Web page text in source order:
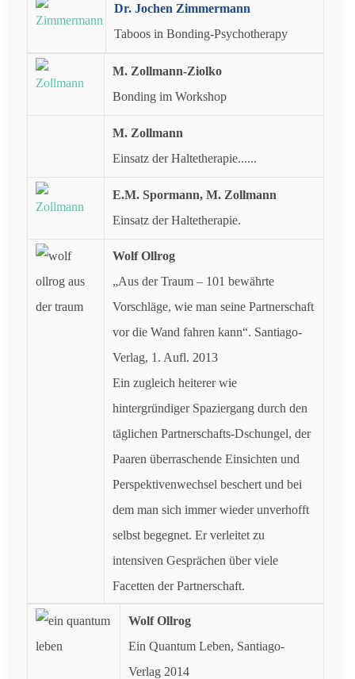
Dr. Jochen Zimmermann
Taboos in Bonding-Psychotherapy
M. Zollmann-Ziolko
Bonding im Workshop
M. Zollmann
Einsatz der Haltetherapie......
E.M. Spormann,M. Zollmann
Einsatz der Haltetherapie.
Wolf Ollrog
„Aus der Traum – 101 bewährte
Vorschläge, wie man seine Partnerschaft
vor die Wand fahren kann“. Santiago-
Verlag, 1. Aufl. 2013
Ein zugleich heiterer wie
hintergründiger Spaziergang durch den
täglichen Partnerschafts-Dschungel, der
Paaren überraschende Einsichten und
Perspektivenwechsel beschert und bei
dem man sich immer wieder unverhofft
selbst begegnet. Er verleitet zu
intensiven Gesprächen über viele
Facetten der Partnerschaft.
Wolf Ollrog
Ein Quantum Leben, Santiago-
Verlag 2014